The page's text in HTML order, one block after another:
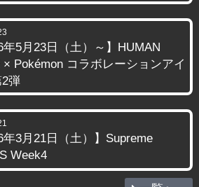
年5月23日（土）～】HUMAN
× Pokémon コラボレーションアイ
弾
年3月21日（土）】Supreme
Week4